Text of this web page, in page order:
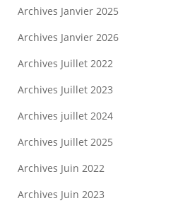
Archives Janvier 2025
Archives Janvier 2026
Archives Juillet 2022
Archives Juillet 2023
Archives juillet 2024
Archives Juillet 2025
Archives Juin 2022
Archives Juin 2023